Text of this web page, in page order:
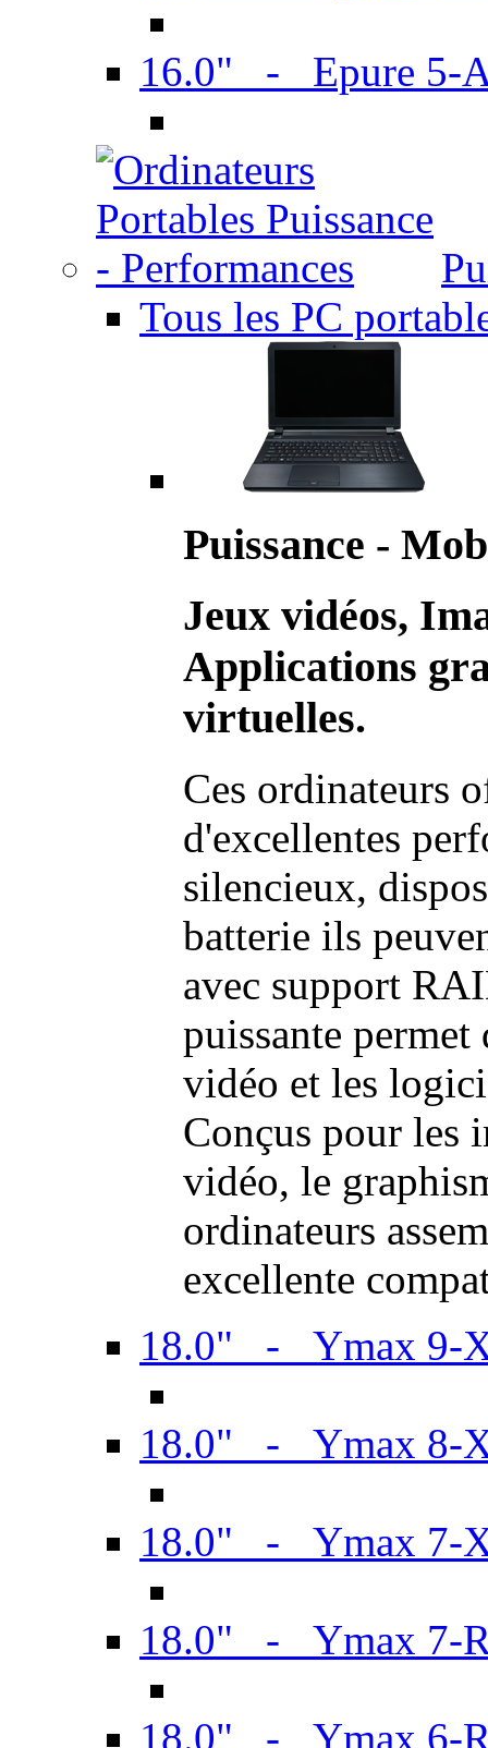
16.0" - Epure 5-
Tous les PC
Puissance -
Jeux vidéos,
Applications
virtuelles.
Ces ordinateurs
d'excellentes
silencieux,
batterie ils
avec support
puissante permet
vidéo et les
Conçus pour les
vidéo, le
ordinateurs
excellente
18.0" - Ymax 9-
18.0" - Ymax 8-
18.0" - Ymax 7-
18.0" - Ymax 7-
18.0" - Ymax 6-